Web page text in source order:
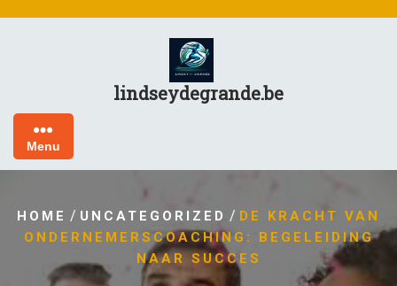
lindseydegrande.be
Menu
HOME / UNCATEGORIZED / DE KRACHT VAN
ONDERNEMERSCOACHING: BEGELEIDING
NAAR SUCCES